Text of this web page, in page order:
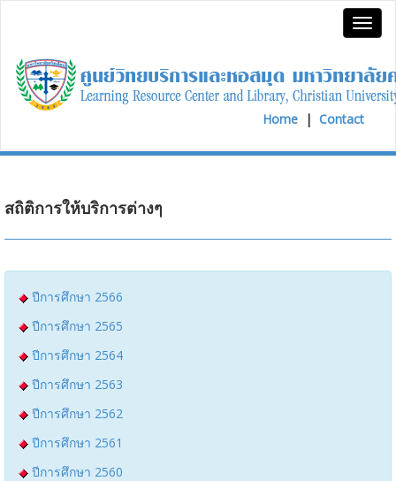
Home | Contact
สถิติการให้บริการต่างๆ
ปีการศึกษา 2566
ปีการศึกษา 2565
ปีการศึกษา 2564
ปีการศึกษา 2563
ปีการศึกษา 2562
ปีการศึกษา 2561
ปีการศึกษา 2560